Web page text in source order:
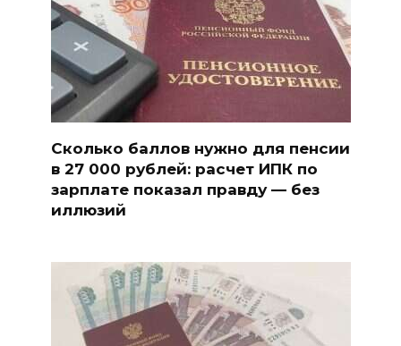
Сколько баллов нужно для пенсии
в 27 000 рублей: расчет ИПК по
зарплате показал правду — без
иллюзий